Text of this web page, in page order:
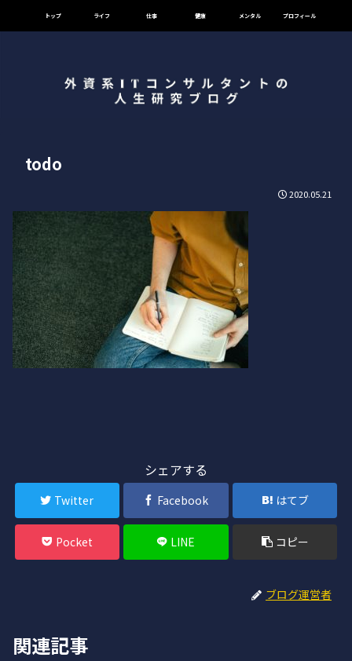
トップ ライフ 仕事 健康 メンタル プロフィール
todo
2020.05.21
シェアする
Twitter Facebook はてブ
Pocket LINE コピー
ブログ運営者
関連記事